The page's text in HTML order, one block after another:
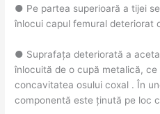
● Pe partea superioară a tijei
înlocui capul femural deteriorat
● Suprafața deteriorată a
înlocuită de o cupă metalică,
concavitatea osului coxal . În
componentă este ținută pe loc